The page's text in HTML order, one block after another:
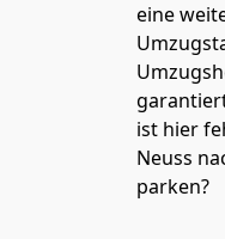
eine
ist hier
Neuss
parken?